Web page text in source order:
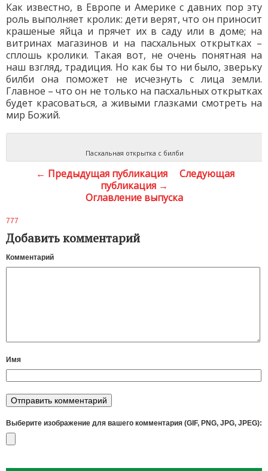
Как известно, в Европе и Америке с давних пор эту
роль выполняет кролик: дети верят, что он приносит
крашеные яйца и прячет их в саду или в доме; на
витринах магазинов и на пасхальных открытках –
сплошь кролики. Такая вот, не очень понятная на
наш взгляд, традиция. Но как бы то ни было, зверьку
билби она поможет не исчезнуть с лица земли.
Главное – что он не только на пасхальных открытках
будет красоваться, а живыми глазками смотреть на
мир Божий.
Пасхальная открытка с билби
← Предыдущая публикация
Следующая
публикация →
Оглавление выпуска
777
Добавить комментарий
Комментарий
Имя
Выберите изображение для вашего комментария (GIF, PNG, JPG, JPEG):